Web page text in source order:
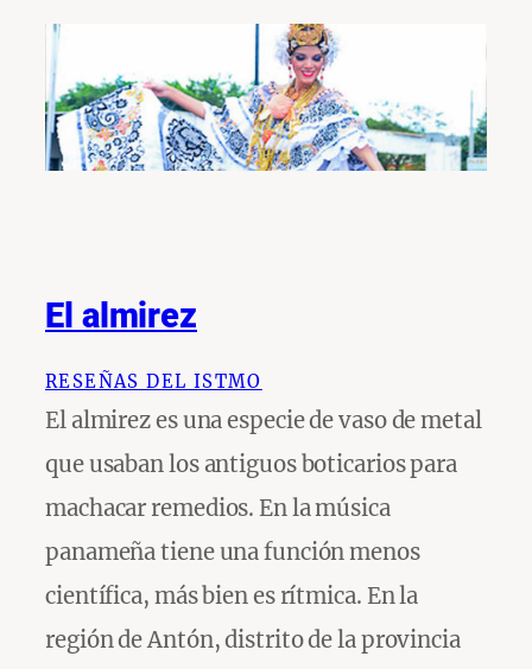
El almirez
RESEÑAS DEL ISTMO
El almirez es una especie de vaso de metal
que usaban los antiguos boticarios para
machacar remedios. En la música
panameña tiene una función menos
científica, más bien es rítmica. En la
región de Antón, distrito de la provincia